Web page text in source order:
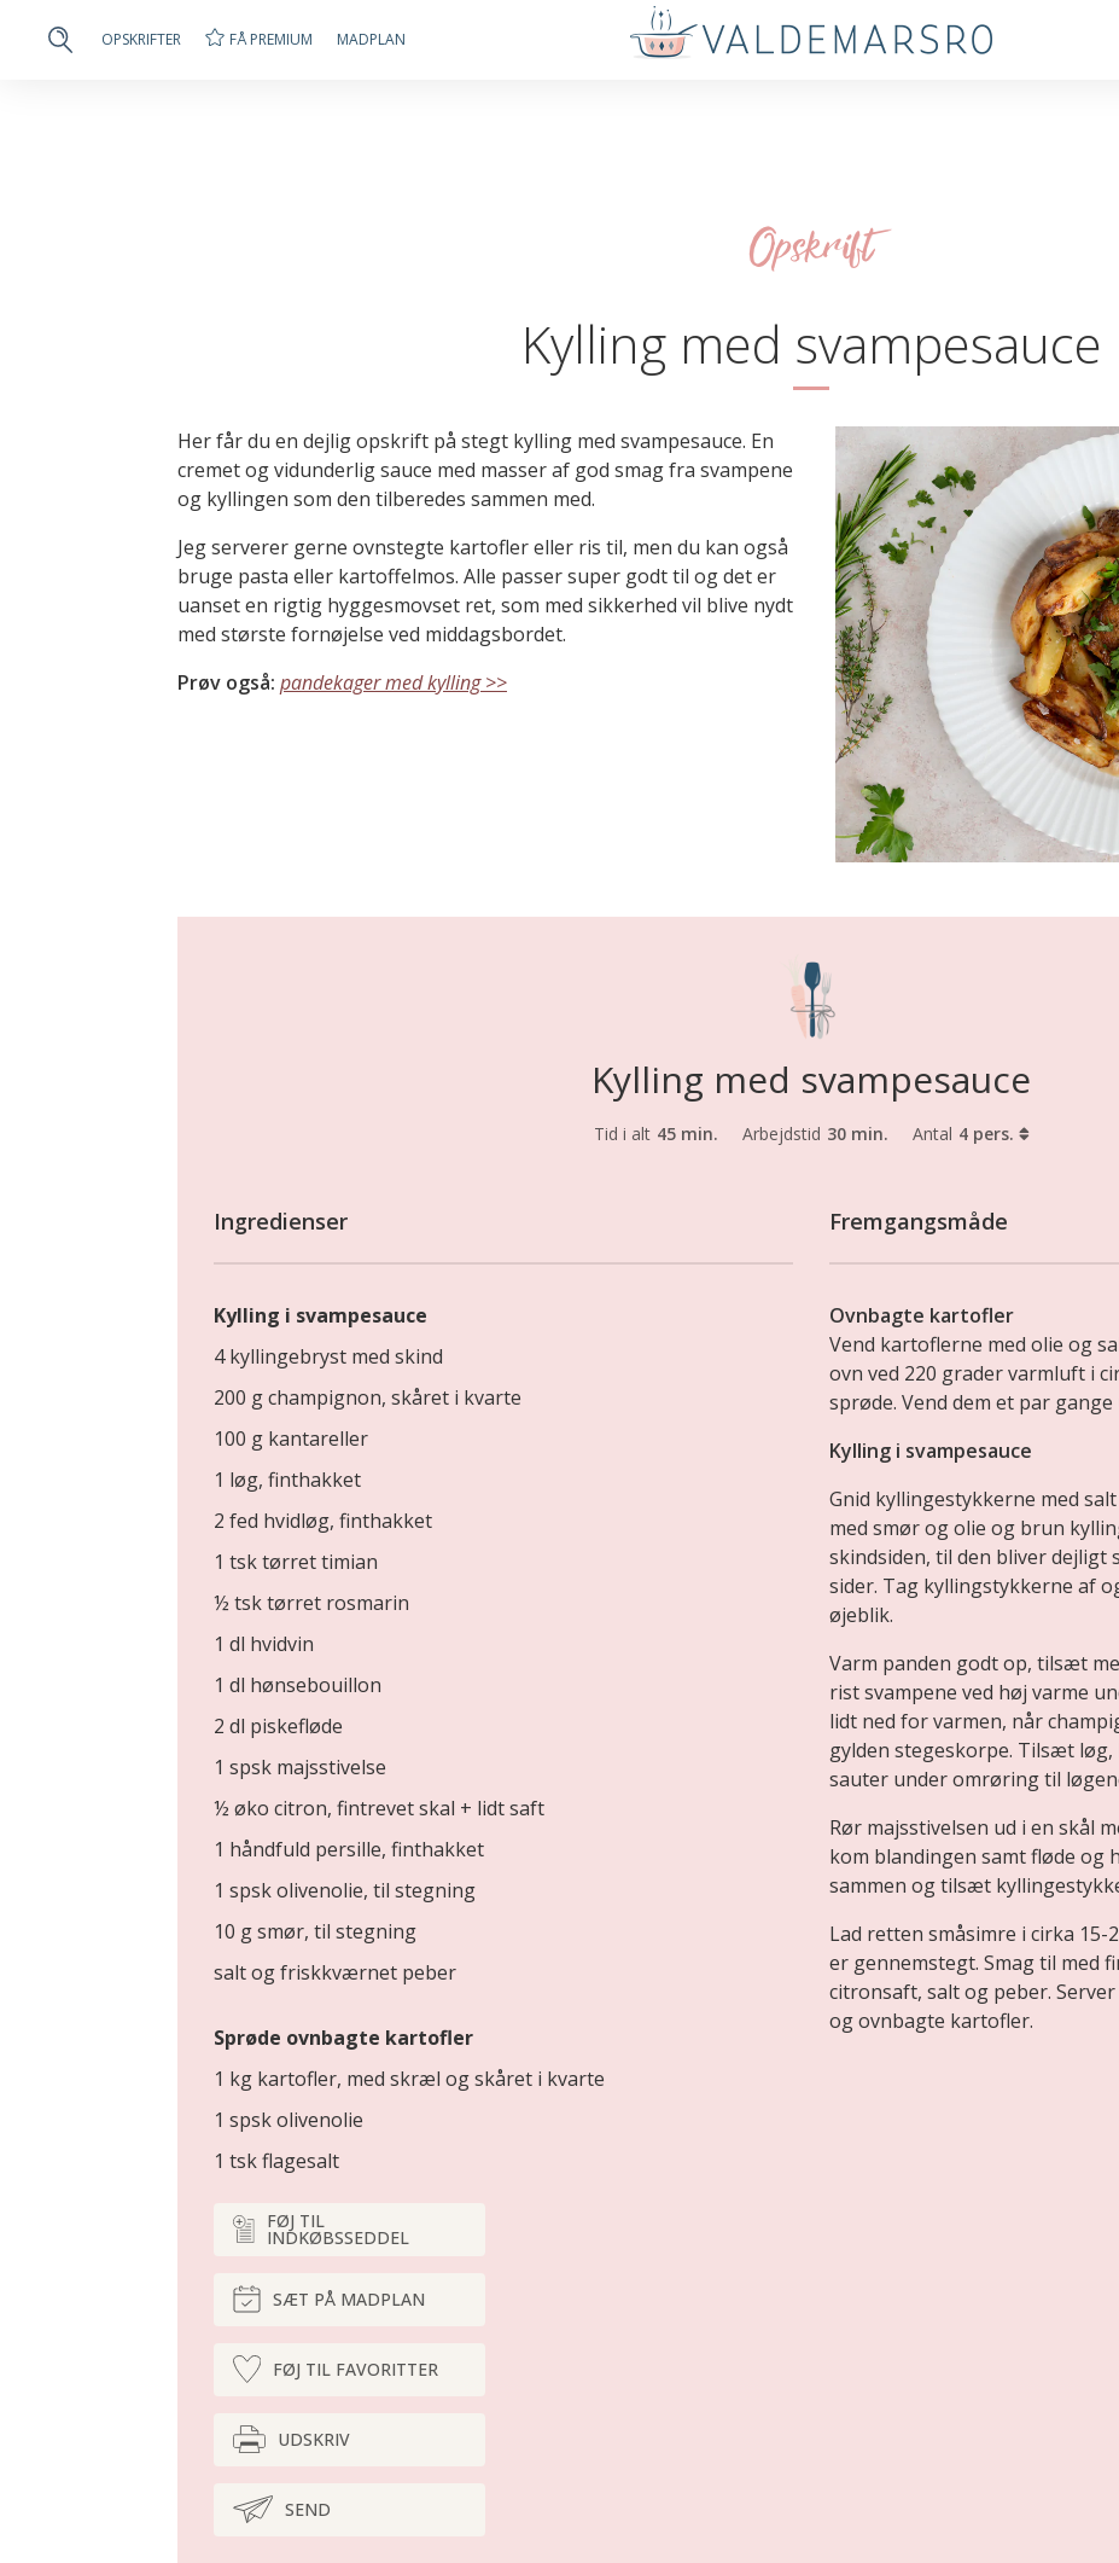
OPSKRIFTER FÅ PREMIUM MADPLAN
Opskrift
Kylling med svampesauce
Her får du en dejlig opskrift på stegt kylling med svampesauce. En
cremet og vidunderlig sauce med masser af god smag fra svampene
og kyllingen som den tilberedes sammen med.
Jeg serverer gerne ovnstegte kartofler eller ris til, men du kan også
bruge pasta eller kartoffelmos. Alle passer super godt til og det er
uanset en rigtig hyggesmovset ret, som med sikkerhed vil blive nydt
med største fornøjelse ved middagsbordet.
Prøv også: pandekager med kylling >>
Kylling med svampesauce
Tid i alt 45 min. Arbejdstid 30 min. Antal 4 pers.
Ingredienser
Kylling i svampesauce
4 kyllingebryst med skind
200 g champignon, skåret i kvarte
100 g kantareller
1 løg, finthakket
2 fed hvidløg, finthakket
1 tsk tørret timian
½ tsk tørret rosmarin
1 dl hvidvin
1 dl hønsebouillon
2 dl piskefløde
1 spsk majsstivelse
½ øko citron, fintrevet skal + lidt saft
1 håndfuld persille, finthakket
1 spsk olivenolie, til stegning
10 g smør, til stegning
salt og friskkværnet peber
Sprøde ovnbagte kartofler
1 kg kartofler, med skræl og skåret i kvarte
1 spsk olivenolie
1 tsk flagesalt
Fremgangsmåde
Ovnbagte kartofler
Vend kartoflerne med olie og
ovn ved 220 grader varmluft i
sprøde. Vend dem et par gange
Kylling i svampesauce
Gnid kyllingestykkerne med
med smør og olie og brun
skindsiden, til den bliver
sider. Tag kyllingstykkerne af
øjeblik.
Varm panden godt op, tilsæt
rist svampene ved høj varme
lidt ned for varmen, når
gylden stegeskorpe. Tilsæt
sauter under omrøring til
Rør majsstivelsen ud i en skål
kom blandingen samt fløde og
sammen og tilsæt
Lad retten småsimre i cirka
er gennemstegt. Smag til med
citronsaft, salt og peber.
og ovnbagte kartofler.
FØJ TIL
INDKØBSSEDDEL
SÆT PÅ MADPLAN
FØJ TIL FAVORITTER
UDSKRIV
SEND